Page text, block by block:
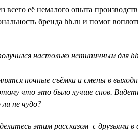
всего её немалого опыта
бренда hh.ru и помог
настолько нетипичным для
ночные съёмки и смены в
что это было лучше снов.
не чудо?
этим рассказом с друзьями в